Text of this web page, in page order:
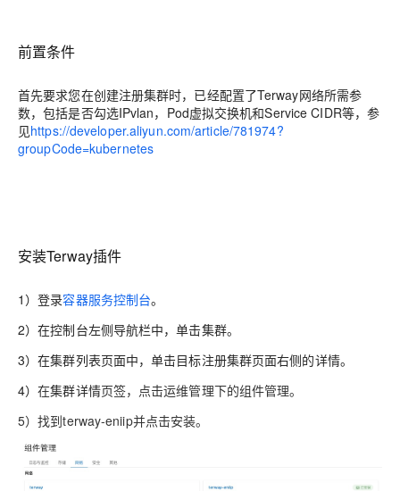
前置条件
首先要求您在创建注册集群时，已经配置了Terway网络所需参
数，包括是否勾选IPvlan，Pod虚拟交换机和Service CIDR等，参
见https://developer.aliyun.com/article/781974?
groupCode=kubernetes
安装Terway插件
1）登录容器服务控制台。
2）在控制台左侧导航栏中，单击集群。
3）在集群列表页面中，单击目标注册集群页面右侧的详情。
4）在集群详情页签，点击运维管理下的组件管理。
5）找到terway-eniip并点击安装。